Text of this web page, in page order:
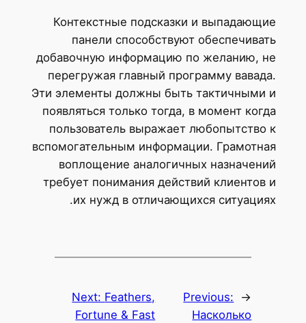
Контекстные подсказки и выпадающие
панели способствуют обеспечивать
добавочную информацию по желанию, не
перегружая главный программу вавада.
Эти элементы должны быть тактичными и
появляться только тогда, в момент когда
пользователь выражает любопытство к
вспомогательным информации. Грамотная
воплощение аналогичных назначений
требует понимания действий клиентов и
их нужд в отличающихся ситуациях.
←
Previous:
Насколько
Next: Feathers,
Fortune & Fast